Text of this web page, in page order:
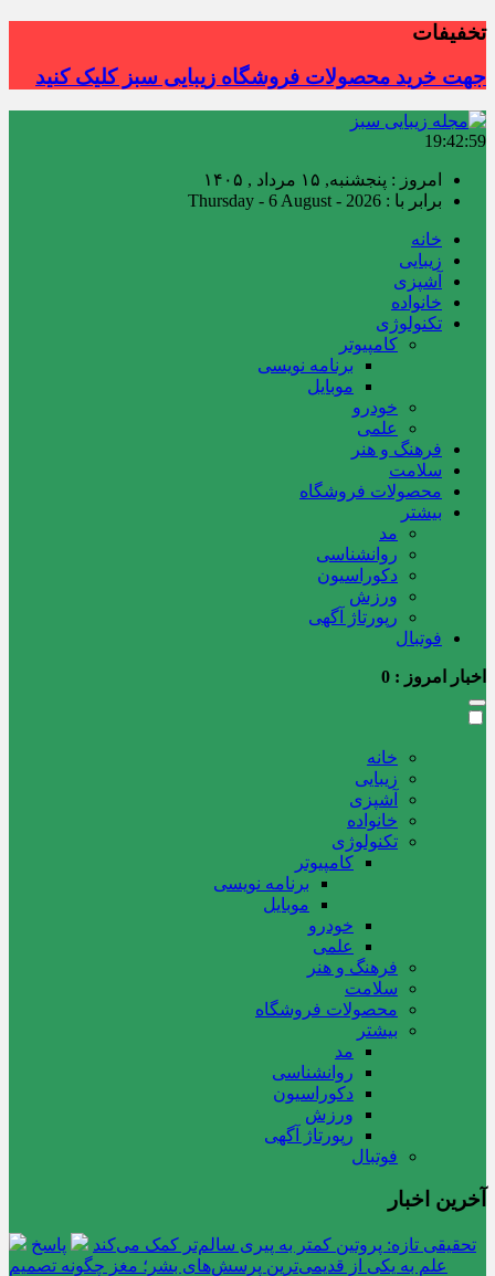
تخفیفات
جهت خرید محصولات فروشگاه زیبایی سبز کلیک کنید
19:43:00
امروز : پنجشنبه, ۱۵ مرداد , ۱۴۰۵
برابر با : Thursday - 6 August - 2026
خانه
زیبایی
آشپزی
خانواده
تکنولوژی
کامپیوتر
برنامه نویسی
موبایل
خودرو
علمی
فرهنگ و هنر
سلامت
محصولات فروشگاه
بیشتر
مد
روانشناسی
دکوراسیون
ورزش
رپورتاژ آگهی
فوتبال
اخبار امروز : 0
خانه
زیبایی
آشپزی
خانواده
تکنولوژی
کامپیوتر
برنامه نویسی
موبایل
خودرو
علمی
فرهنگ و هنر
سلامت
محصولات فروشگاه
بیشتر
مد
روانشناسی
دکوراسیون
ورزش
رپورتاژ آگهی
فوتبال
آخرین اخبار
تحقیقی تازه: پروتین کمتر به پیری سالم‌تر کمک می‌کند
پاسخ
علم به یکی از قدیمی‌ترین پرسش‌های بشر؛ مغز چگونه تصمیم